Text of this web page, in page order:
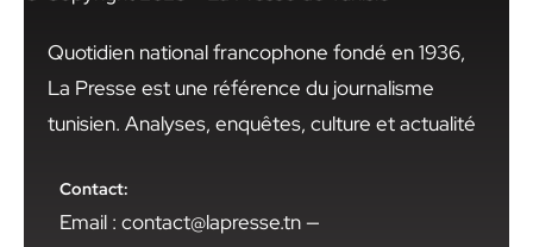
Quotidien national francophone fondé en 1936,
La Presse est une référence du journalisme
tunisien. Analyses, enquêtes, culture et actualité
Contact:
Email : contact@lapresse.tn —